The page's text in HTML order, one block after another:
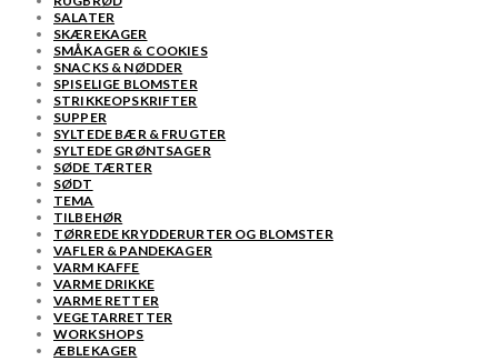
SALATER
SKÆREKAGER
SMÅKAGER & COOKIES
SNACKS & NØDDER
SPISELIGE BLOMSTER
STRIKKEOPSKRIFTER
SUPPER
SYLTEDE BÆR & FRUGTER
SYLTEDE GRØNTSAGER
SØDE TÆRTER
SØDT
TEMA
TILBEHØR
TØRREDE KRYDDERURTER OG BLOMSTER
VAFLER & PANDEKAGER
VARM KAFFE
VARME DRIKKE
VARME RETTER
VEGETARRETTER
WORKSHOPS
ÆBLEKAGER